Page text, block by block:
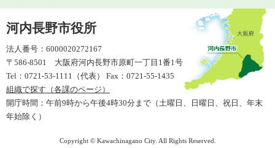
河内長野市役所
法人番号：6000020272167
〒586-8501 大阪府河内長野市原町一丁目1番1号
Tel：0721-53-1111（代表） Fax：0721-55-1435
組織で探す（各課のページ）
開庁時間：午前9時から午後4時30分まで（土曜日、日曜日、祝日、年末
年始除く）
Copyright © Kawachinagano City. All Rights Reserved.